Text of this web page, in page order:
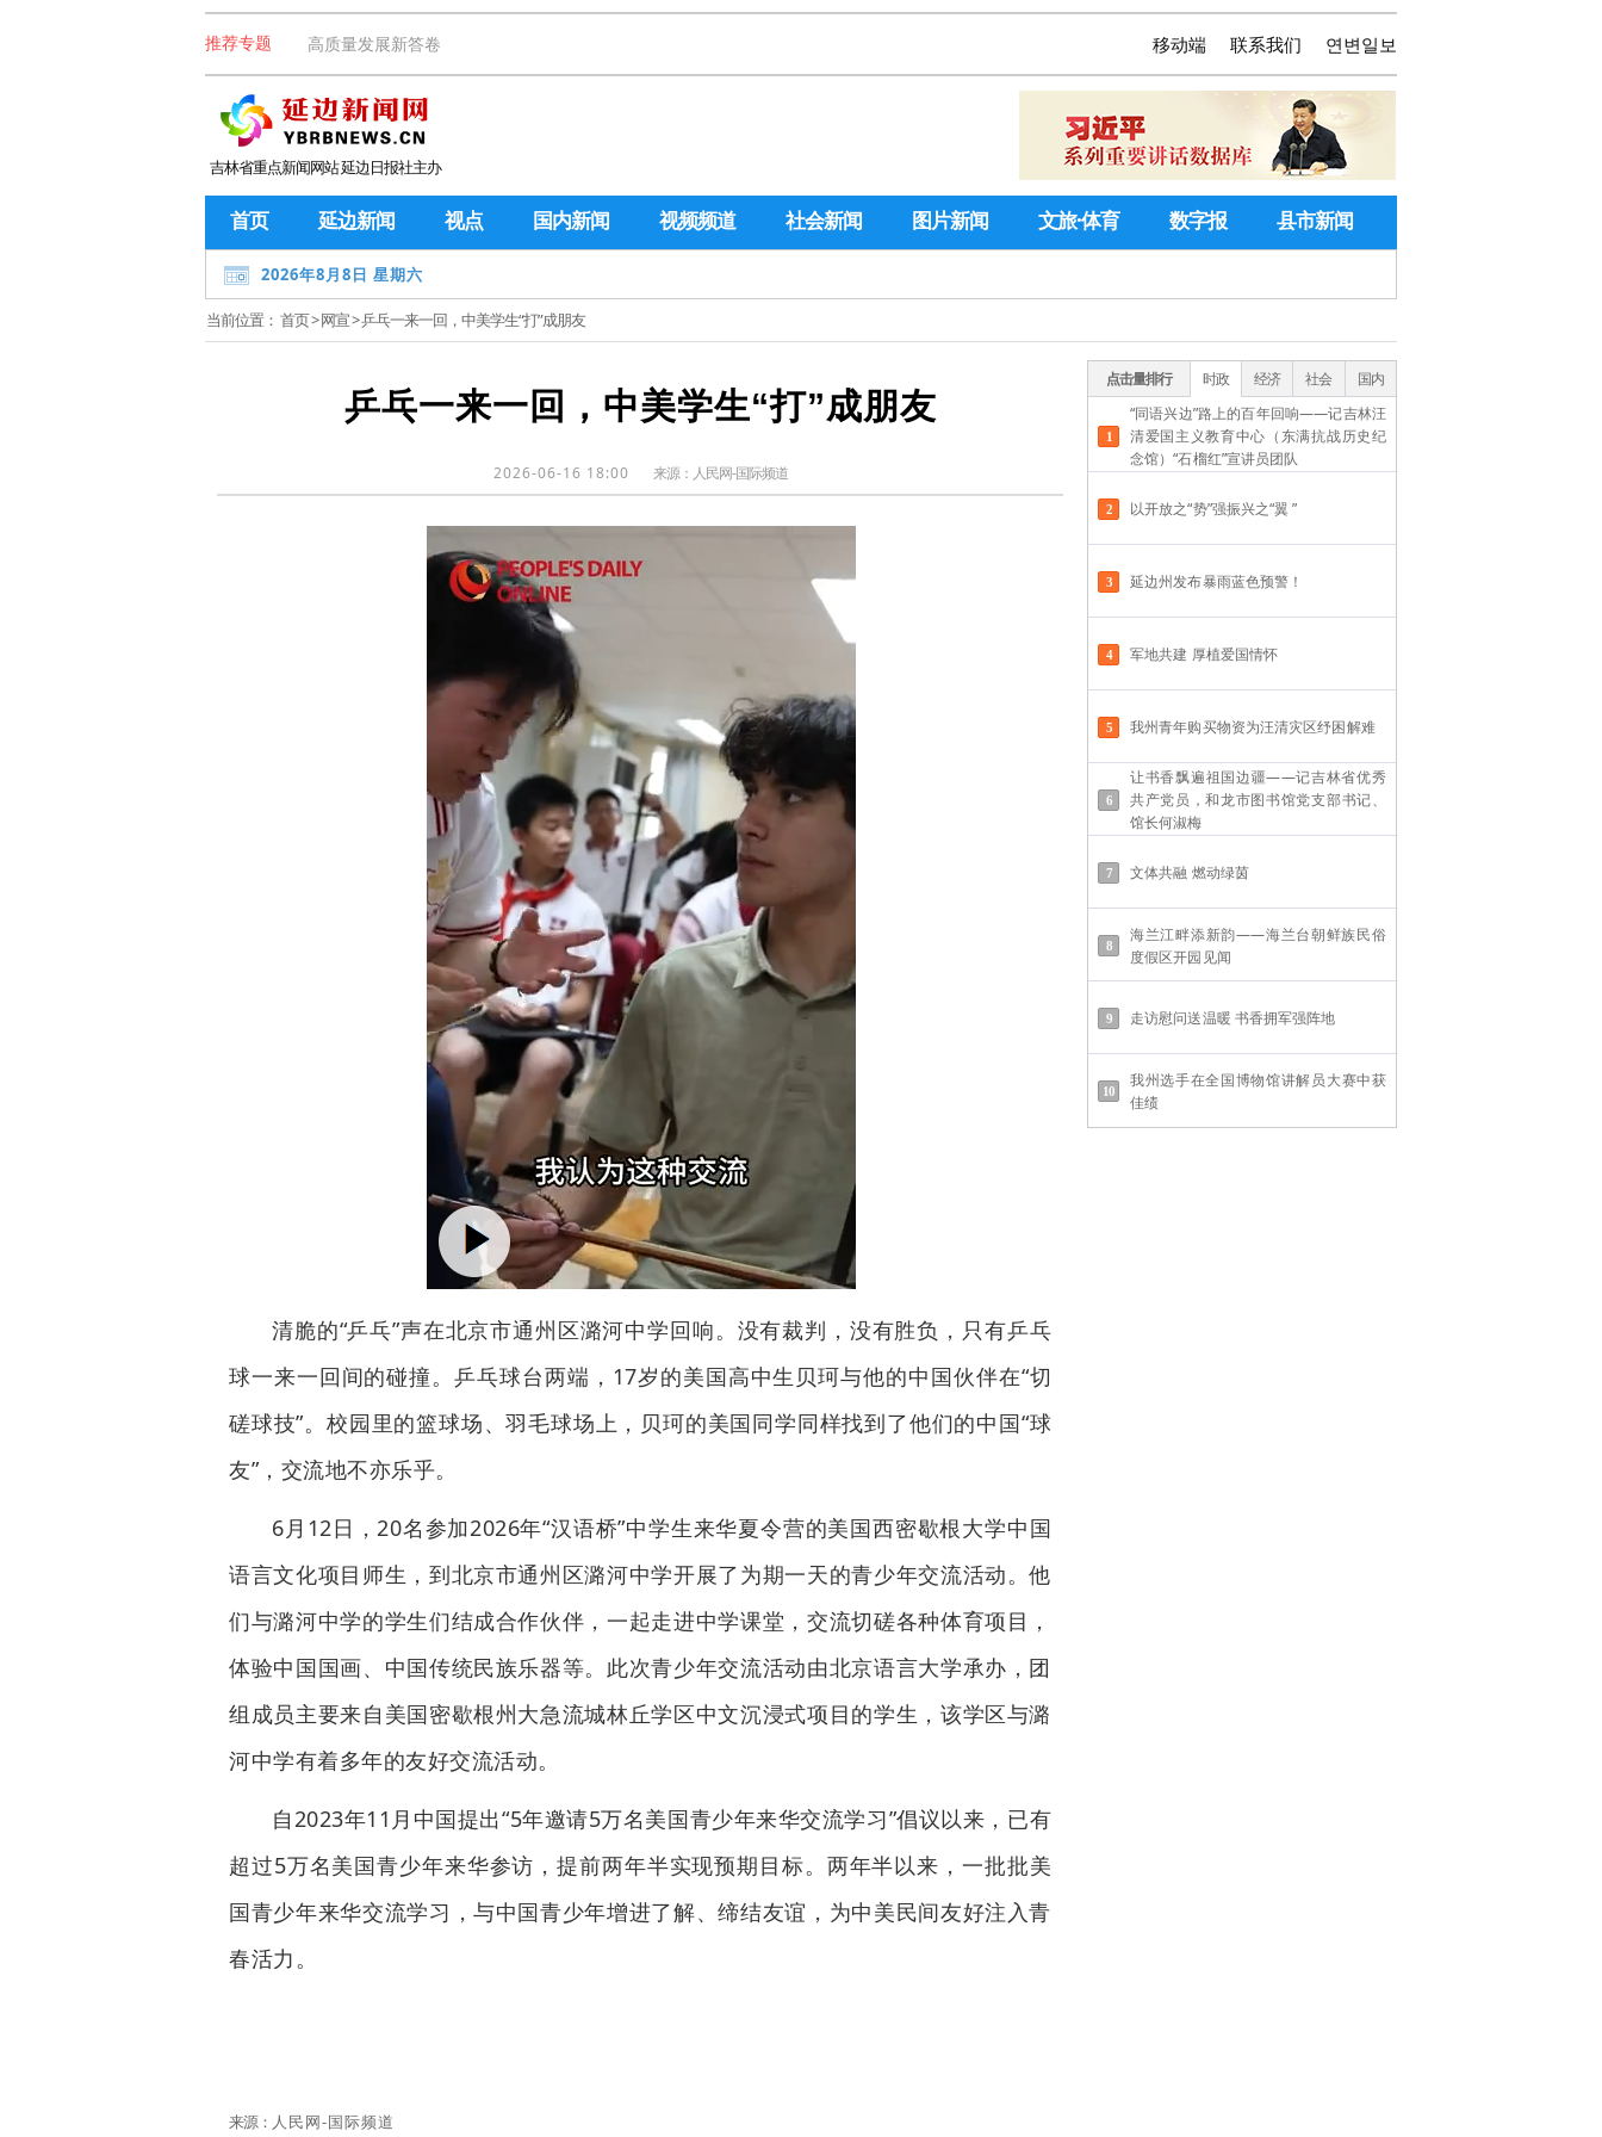
推荐专题 高质量发展新答卷 연변일보
联系我们
移动端
吉林省重点新闻网站 延边日报社主办
首页 延边新闻 视点 国内新闻 视频频道 社会新闻 图片新闻 文旅·体育 数字报 县市新闻
2026年8月8日 星期六
当前位置： 首页>网宣> 乒乓一来一回，中美学生“打”成朋友
乒乓一来一回，中美学生“打”成朋友
2026-06-16 18:00 来源： 人民网-国际频道
清脆的“乒乓”声在北京市通州区潞河中学回响。没有裁判，没有胜负，只有乒乓
球一来一回间的碰撞。乒乓球台两端，17岁的美国高中生贝珂与他的中国伙伴在“切
磋球技”。校园里的篮球场、羽毛球场上，贝珂的美国同学同样找到了他们的中国“球
友”，交流地不亦乐乎。
6月12日，20名参加2026年“汉语桥”中学生来华夏令营的美国西密歇根大学中国
语言文化项目师生，到北京市通州区潞河中学开展了为期一天的青少年交流活动。他
们与潞河中学的学生们结成合作伙伴，一起走进中学课堂，交流切磋各种体育项目，
体验中国国画、中国传统民族乐器等。此次青少年交流活动由北京语言大学承办，团
组成员主要来自美国密歇根州大急流城林丘学区中文沉浸式项目的学生，该学区与潞
河中学有着多年的友好交流活动。
自2023年11月中国提出“5年邀请5万名美国青少年来华交流学习”倡议以来，已有
超过5万名美国青少年来华参访，提前两年半实现预期目标。两年半以来，一批批美
国青少年来华交流学习，与中国青少年增进了解、缔结友谊，为中美民间友好注入青
春活力。
来源： 人民网-国际频道
点击量排行 时政 经济 社会
国内
“同语兴边”路上的百年回响——记吉林汪
清爱国主义教育中心（东满抗战历史纪
念馆）“石榴红”宣讲员团队
以开放之“势”强振兴之“翼 ”
延边州发布暴雨蓝色预警！
军地共建 厚植爱国情怀
我州青年购买物资为汪清灾区纾困解难
让书香飘遍祖国边疆——记吉林省优秀
共产党员，和龙市图书馆党支部书记、
馆长何淑梅
文体共融 燃动绿茵
海兰江畔添新韵——海兰台朝鲜族民俗
度假区开园见闻
走访慰问送温暖 书香拥军强阵地
我州选手在全国博物馆讲解员大赛中获
佳绩